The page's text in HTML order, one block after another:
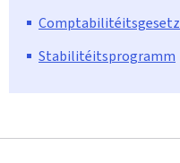
Comptabilitéitsgesetz
Stabilitéitsprogramm